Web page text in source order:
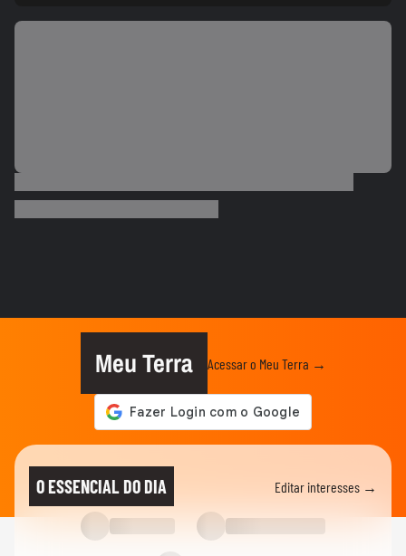
ENTRETÊ
frustrado' e diz que...
Secretária escolar pula janela e salva
estudante engasgado em Teresina
Com ventania, Rio recomenda que
população retorne para casa e...
Mulher é salva por policial após escorregar
Meu Terra Acessar o Meu Terra →
O ESSENCIAL DO DIA Editar interesses →